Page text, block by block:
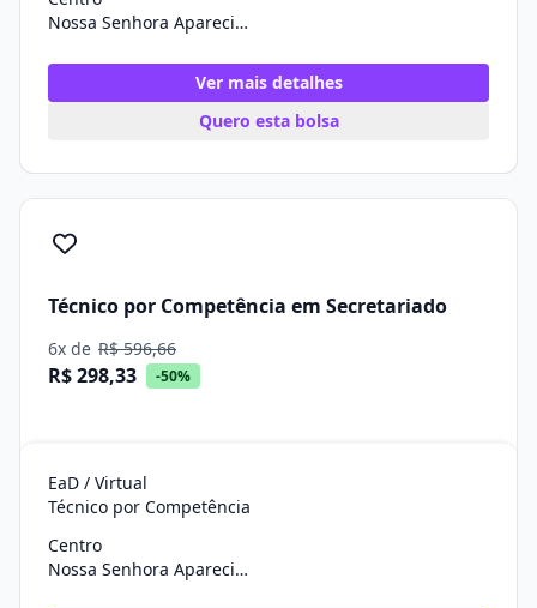
Nossa Senhora Aparecida/SE
Ver mais detalhes
Quero esta bolsa
Técnico por Competência em Secretariado
6x de R$ 596,66
R$ 298,33 -50%
EaD / Virtual
Técnico por Competência
Centro
Nossa Senhora Aparecida/SE